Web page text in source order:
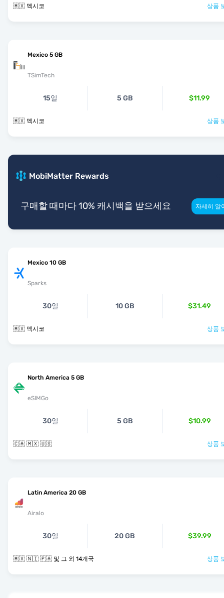
🇲🇽 멕시코 상품
Mexico 5 GB
TSimTech
15일 5 GB $11.99
🇲🇽 멕시코 상품
MobiMatter Rewards
구매할 때마다 10% 캐시백을 받으세요 자세히 알
Mexico 10 GB
Sparks
30일 10 GB $31.49
🇲🇽 멕시코 상품
North America 5 GB
eSIMGo
30일 5 GB $10.99
🇨🇦 🇲🇽 🇺🇸 상품
Latin America 20 GB
Airalo
30일 20 GB $39.99
🇲🇽 🇳🇮 🇵🇦 및 그 외 14개국 상품